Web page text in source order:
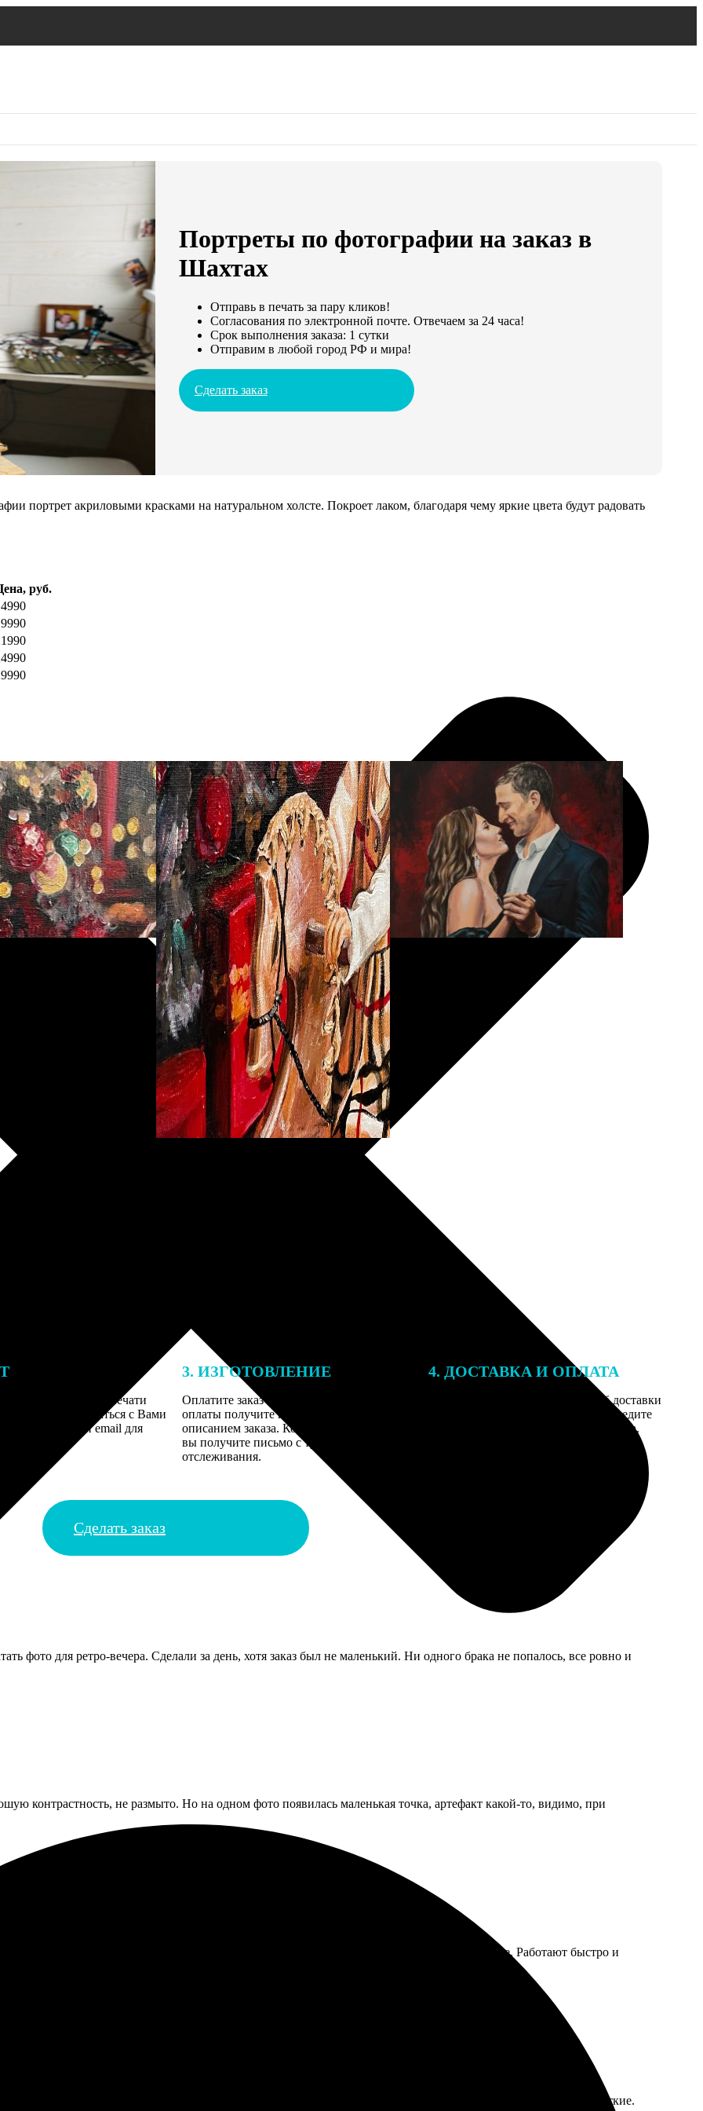
Портреты по фотографии на заказ в
Шахтах
Отправь в печать за пару кликов!
Согласования по электронной почте. Отвечаем за 24 часа!
Срок выполнения заказа: 1 сутки
Отправим в любой город РФ и мира!
Сделать заказ
портрет акриловыми красками на натуральном холсте. Покроет лаком, благодаря чему яркие цвета будут радовать
руб.
заказа к печати
могут связаться с Вами
телефону или email для
3. ИЗГОТОВЛЕНИЕ
Оплатите заказ банковской картой. После
оплаты получите подтверждение на email с
описанием заказа. Когда отправим заказ
вы получите письмо с трек-номером для
отслеживания.
4. ДОСТАВКА И ОПЛАТА
Введите адрес и выберите способ доставки
заказа. Если у вас есть промокод, введите
его в специальное поле для промокода.
Сделать заказ
фото для ретро-вечера. Сделали за день, хотя заказ был не маленький. Ни одного брака не попалось, все ровно и
контрастность, не размыто. Но на одном фото появилась маленькая точка, артефакт какой-то, видимо, при
в полном восторге. Все очень просто: загрузила фото, выбрала размер и оформление. Работают быстро и
у меня прекрасные портреты, которые украшают дом. Обязательно вернусь снова!
удобный. Сделали макет быстро, а через три дня забрала готовую работу. Качество впечатляет, все детали четкие.